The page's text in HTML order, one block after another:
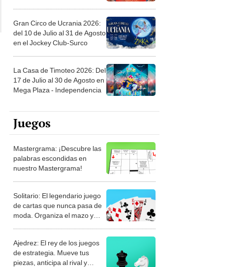
Gran Circo de Ucrania 2026:
del 10 de Julio al 31 de Agosto
en el Jockey Club-Surco
La Casa de Timoteo 2026: Del
17 de Julio al 30 de Agosto en
Mega Plaza - Independencia
Juegos
Mastergrama: ¡Descubre las
palabras escondidas en
nuestro Mastergrama!
Solitario: El legendario juego
de cartas que nunca pasa de
moda. Organiza el mazo y
Ajedrez: El rey de los juegos
de estrategia. Mueve tus
piezas, anticipa al rival y